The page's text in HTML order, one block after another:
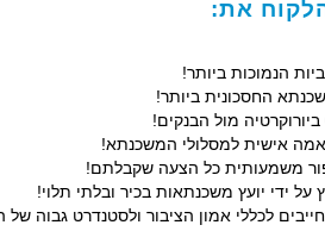
את:
הנמוכות ביותר!
החסכונית ביותר!
אישית למסלולי המשכנתא!
משמעותית כל הצעה שקבלתם!
על ידי יועץ משכנתאות בכיר ובלתי תלוי!
לכללי אמון הציבור ולסטנדרט גבוה של